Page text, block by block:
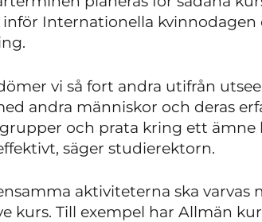
inför Internationella
vi så fort andra utifrån
andra människor och deras
och prata kring ett ämne
säger studierektorn.
aktiviteterna ska
kurs. Till exempel har Allmän